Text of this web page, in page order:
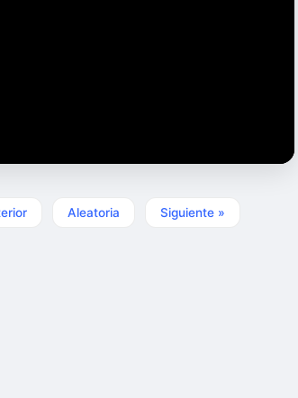
Aleatoria Siguiente »